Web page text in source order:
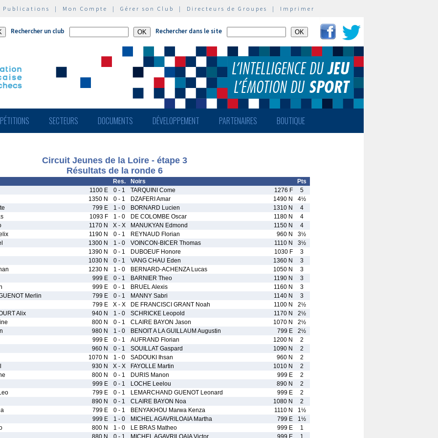
Publications | Mon Compte | Gérer son Club | Directeurs de Groupes | Imprimer
Rechercher un club Rechercher dans le site
SECTEURS DOCUMENTS DÉVELOPPEMENT PARTENAIRES BOUTIQUE
Circuit Jeunes de la Loire - étape 3
Résultats de la ronde 6
Res. Noirs
Pts
1100 E
0 - 1 TARQUINI Come 1276 F
5
1350 N
0 - 1 DZAFERI Amar 1490 N
4½
799 E 1 - 0 BORNARD Lucien 1310 N
4
1093 F 1 - 0 DE COLOMBE Oscar 1180 N
4
1170 N X - X MANUKYAN Edmond 1150 N
4
1190 N 0 - 1 REYNAUD Florian 960 N
3½
1300 N 1 - 0 VOINCON-BICER Thomas 1110 N
3½
1390 N
0 - 1 DUBOEUF Honore 1030 F
3
1030 N
0 - 1 VANG CHAU Eden 1360 N
3
1230 N 1 - 0 BERNARD-ACHENZA Lucas 1050 N
3
999 E
0 - 1 BARNIER Theo 1190 N
3
999 E 0 - 1 BRUEL Alexis 1160 N
3
Merlin
799 E 0 - 1 MANNY Sabri 1140 N
3
799 E
X - X DE FRANCISCI GRANT Noah 1100 N
2½
Alix
940 N 1 - 0 SCHRICKE Leopold 1170 N
2½
800 N 0 - 1 CLAIRE BAYON Jason 1070 N
2½
980 N 1 - 0 BENOIT A LA GUILLAUM Augustin 799 E
2½
999 E
0 - 1 AUFRAND Florian 1200 N
2
960 N
0 - 1 SOUILLAT Gaspard 1090 N
2
1070 N
1 - 0 SADOUKI Ihsan 960 N
2
930 N X - X FAYOLLE Martin 1010 N
2
800 N 0 - 1 DURIS Manon 999 E
2
999 E
0 - 1 LOCHE Leelou 890 N
2
799 E 0 - 1 LEMARCHAND GUENOT Leonard 999 E
2
890 N
0 - 1 CLAIRE BAYON Noa 1080 N
2
799 E 0 - 1 BENYAKHOU Marwa Kenza 1110 N
1½
999 E
1 - 0 MICHEL AGAVRILOAIA Martha 799 E
1½
800 N 1 - 0 LE BRAS Matheo 999 E
1
880 N
0 - 1 MICHEL AGAVRILOAIA Victor 999 E 1